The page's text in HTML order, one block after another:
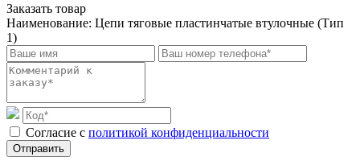
Заказать товар
Наименование: Цепи тяговые пластинчатые втулочные (Тип
1)
Cогласие с политикой конфиденциальности
Отправить